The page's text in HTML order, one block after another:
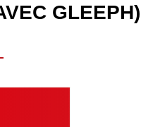
GLEEPH)